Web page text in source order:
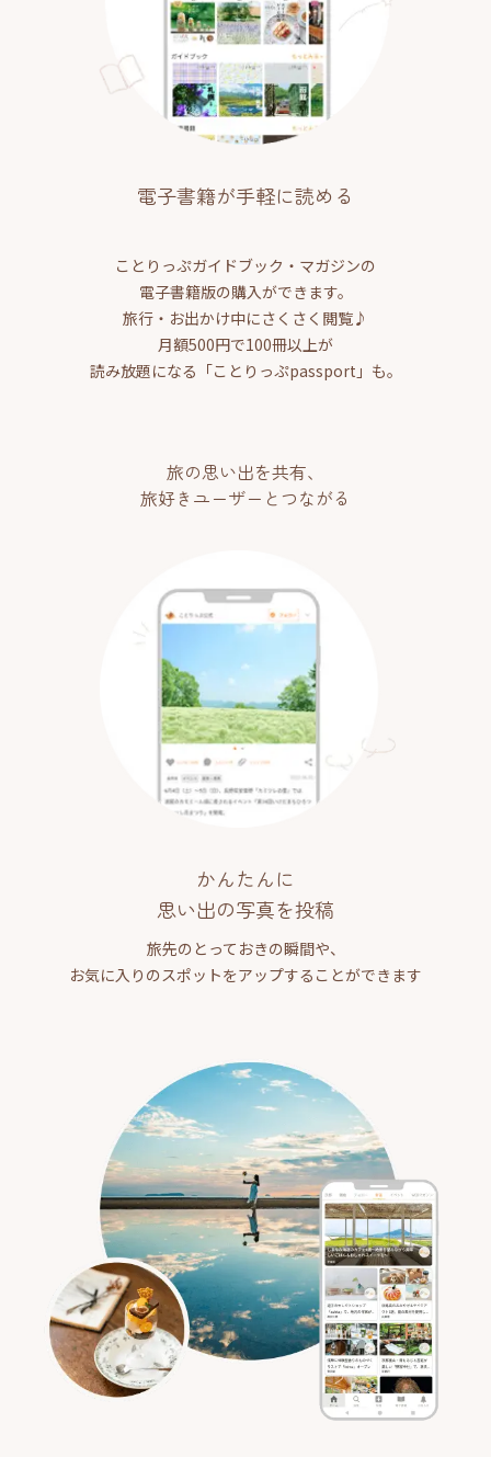
電子書籍が手軽に読める
ことりっぷガイドブック・マガジンの
電子書籍版の購入ができます。
旅行・お出かけ中にさくさく閲覧♪
月額500円で100冊以上が
読み放題になる「ことりっぷpassport」も。
旅の思い出を共有、
旅好きユーザーとつながる
かんたんに
思い出の写真を投稿
旅先のとっておきの瞬間や、
お気に入りのスポットをアップすることができます